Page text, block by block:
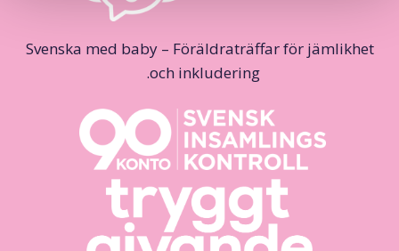
Svenska med baby – Föräldraträffar för jämlikhet
och inkludering.